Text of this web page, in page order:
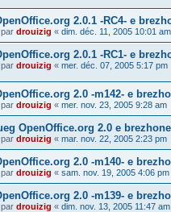
2.0.1 -RC4- e
drouizig « dim. déc. 11, 2005 10:01 am
2.0.1 -RC1- e
drouizig « mer. déc. 07, 2005 5:17 pm
2.0 -m142- e
drouizig « mer. nov. 23, 2005 9:28 am
OpenOffice.org 2.0 e
drouizig « mar. nov. 22, 2005 2:23 pm
2.0 -m140- e
drouizig « sam. nov. 19, 2005 4:06 pm
2.0 -m139- e
drouizig « dim. nov. 13, 2005 11:47 am